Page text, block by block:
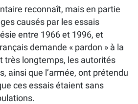
reconnaît, mais en partie
causés par les essais
entre 1966 et 1996, et
demande « pardon » à la
très longtemps, les autorités
ainsi que l’armée, ont prétendu
ces essais étaient sans